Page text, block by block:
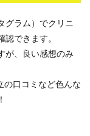
グラム）でクリニ
できます。
が、良い感想のみ
の口コミなど色んな